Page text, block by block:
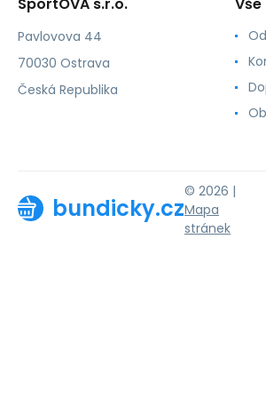
Pavlovova 44
70030 Ostrava
Česká Republika
bundicky.cz
© 2026 |
Mapa
stránek